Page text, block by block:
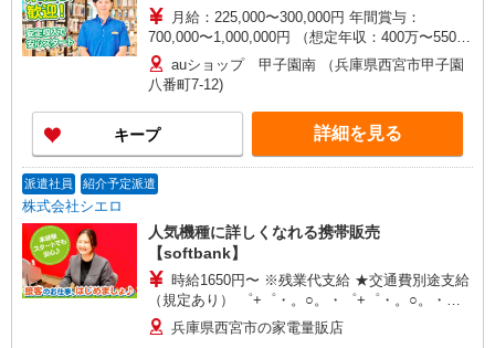
月給：225,000〜300,000円 年間賞与：
700,000〜1,000,000円 （想定年収：400万〜550万
円） 【その他支給される手当】 ◆住宅手当 ◆通
勤手当 ◆奨学金返済手当 ◆資格手当 ◆家族手当
◆販売インセンティブ
auショップ 甲子園南 （兵庫県西宮市甲子園
八番町7-12)
キープ 詳細を見る
派遣社員 紹介予定派遣
株式会社シエロ
人気機種に詳しくなれる携帯販売
【softbank】
時給1650円〜 ※残業代支給 ★交通費別途支給
（規定あり） ゜+゜・。○。・゜+゜・。○。・゜
+゜ 入社祝い金10万円支給(規定有) お友達を紹介
頂くと, インセンティブ支給(規定有) ★月2回払
兵庫県西宮市の家電量販店